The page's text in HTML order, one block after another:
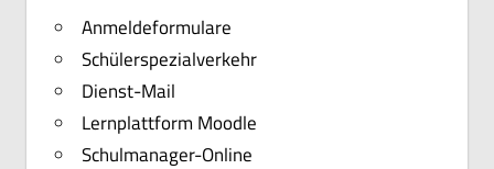
Anmeldeformulare
Schülerspezialverkehr
Dienst-Mail
Lernplattform Moodle
Schulmanager-Online